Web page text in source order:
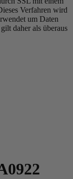
Verfahren wird
um Daten
daher als überaus